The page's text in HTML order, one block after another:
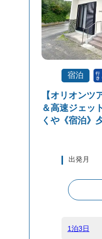
宿泊
【オリオンツ
＆高速ジェッ
くや《宿泊》
出発月
出発港
1泊3日